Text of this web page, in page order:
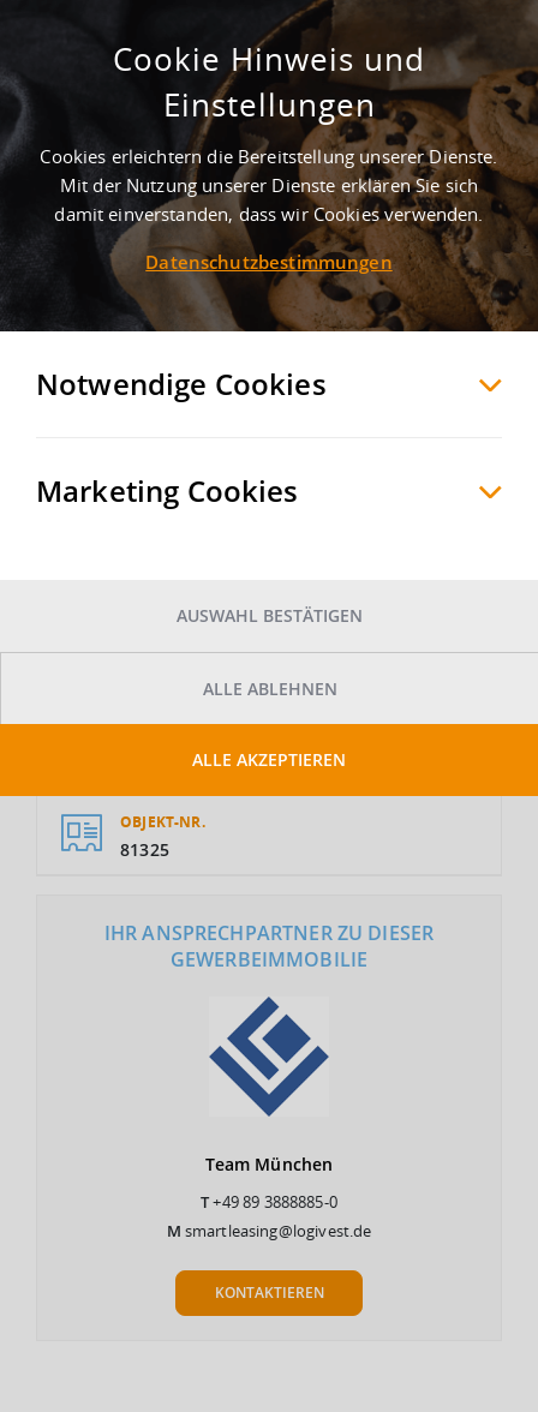
Ab sofort verfügbar - Grundstück zur
Miete nahe der A9!
IngolstadtIngolstadt, Deutschland
MERKEN VERGLEICHEN EXPORT PDF
Auf Anfrage
OBJEKT-NR.
81325
IHR ANSPRECHPARTNER ZU DIESER
GEWERBEIMMOBILIE
Team München
T+49 89 3888885-0
M smartleasing@logivest.de
KONTAKTIEREN
Cookie Hinweis und
Einstellungen
Cookies erleichtern die Bereitstellung unserer Dienste.
Mit der Nutzung unserer Dienste erklären Sie sich
damit einverstanden, dass wir Cookies verwenden.
Datenschutzbestimmungen
Notwendige Cookies
Marketing Cookies
AUSWAHL BESTÄTIGEN
ALLE ABLEHNEN
ALLE AKZEPTIEREN